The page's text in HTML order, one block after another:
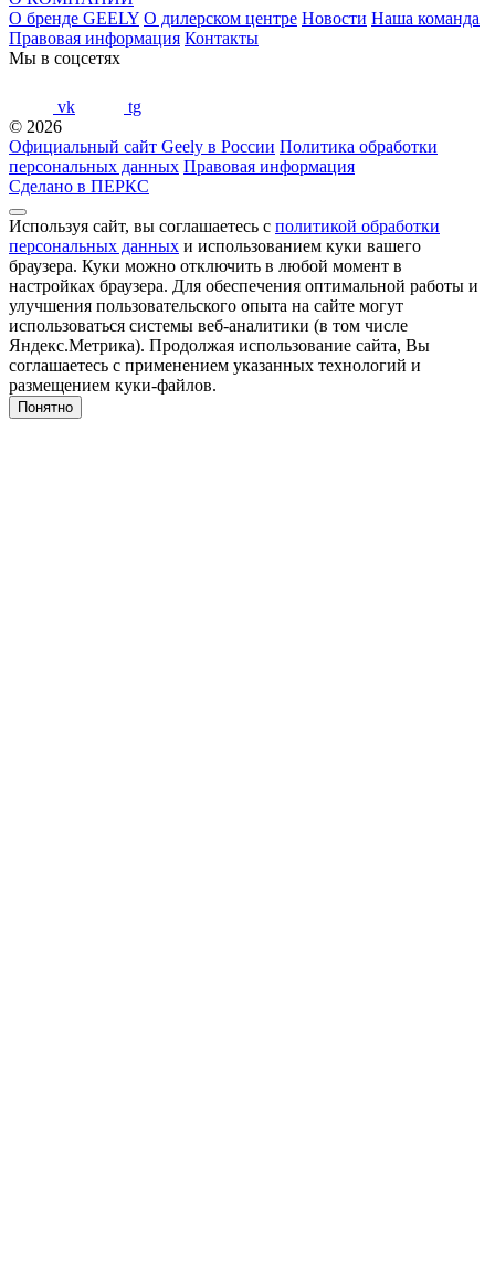
О бренде GEELY О дилерском центре Новости Наша команда
Правовая информация Контакты
Мы в соцсетях
vk
tg
© 2026
Официальный сайт Geely в России Политика обработки
персональных данных Правовая информация
Сделано в ПЕРКС
Используя сайт, вы соглашаетесь с политикой обработки
персональных данных и использованием куки вашего
браузера. Куки можно отключить в любой момент в
настройках браузера. Для обеспечения оптимальной работы и
улучшения пользовательского опыта на сайте могут
использоваться системы веб-аналитики (в том числе
Яндекс.Метрика). Продолжая использование сайта, Вы
соглашаетесь с применением указанных технологий и
размещением куки-файлов.
Понятно